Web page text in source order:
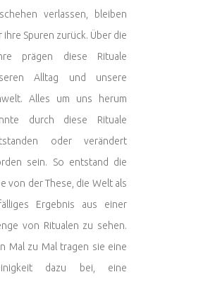
verlassen, bleiben
ihre Spuren zurück. Über die
prägen diese Rituale
Alltag und unsere
Alles um uns herum
durch diese Rituale
oder verändert
sein. So entstand die
von der These, die Welt als
Ergebnis aus einer
von Ritualen zu sehen.
Mal zu Mal tragen sie eine
dazu bei, eine